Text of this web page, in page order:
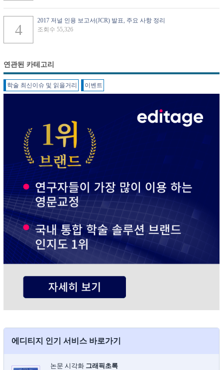
2017 저널 인용 보고서(JCR) 발표, 주요 사항 정리
조회수 55,326
연관된 카테고리
학술 최신이슈 및 읽을거리 이벤트
에디티지 인기 서비스 바로가기
논문 시각화 그래픽초록​